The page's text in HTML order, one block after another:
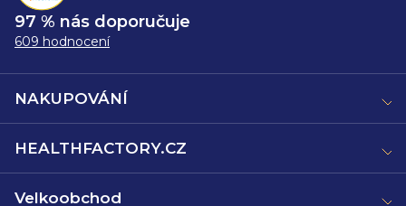
97 % nás doporučuje
609 hodnocení
NAKUPOVÁNÍ
HEALTHFACTORY.CZ
Velkoobchod